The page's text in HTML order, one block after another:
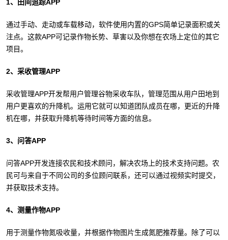
1、田间追踪APP
通过手动、走动或车载移动，软件使用内置的GPS简单记录面积或关
注点。这款APP可记录作物长势、草害以及你想在农场上定位的其它
项目。
2、采收管理APP
采收管理APP开发帮用户管理谷物采收车队，管理范围从用户田地到
用户更喜欢的升降机。运用它就可以知道团队成员在哪，更近的升降
机在哪，并获取升降机等待时间等方面的信息。
3、问答APP
问答APP开发连接农民和技术顾问，解决农场上的技术支持问题。农
民可与来自于不同公司的多位顾问联系，还可以通过视频实时提交，
并获取技术支持。
4、测量作物APP
用于测量作物氮吸收量，并根据作物图片生成氮肥推荐量。除了可以